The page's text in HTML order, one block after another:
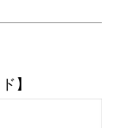
】